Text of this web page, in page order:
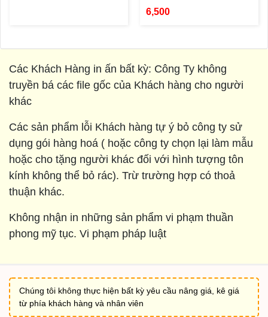
6,500
Các Khách Hàng in ấn bất kỳ: Công Ty không
truyền bá các file gốc của Khách hàng cho người
khác
Các sản phẩm lỗi Khách hàng tự ý bỏ công ty sử
dụng gói hàng hoá ( hoặc công ty chọn lại làm mẫu
hoặc cho tặng người khác đối với hình tượng tôn
kính không thể bỏ rác). Trừ trường hợp có thoả
thuận khác.
Không nhận in những sản phẩm vi phạm thuần
phong mỹ tục. Vi phạm pháp luật
Chúng tôi không thực hiện bất kỳ yêu cầu nâng giá, kê giá
từ phía khách hàng và nhân viên